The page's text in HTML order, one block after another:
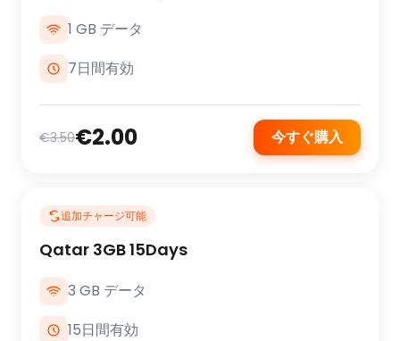
1 GB データ
7日間有効
€3.50€2.00 今すぐ購入
追加チャージ可能
Qatar 3GB 15Days
3 GB データ
15日間有効